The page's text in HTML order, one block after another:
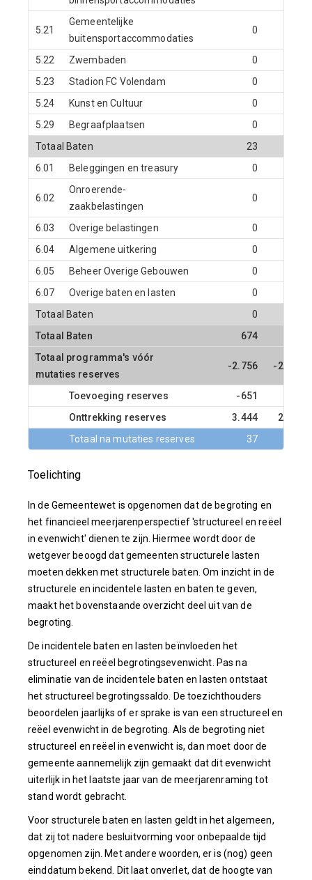
5.21
Gemeentelijke
buitensportaccommodaties
0
5.22 Zwembaden 0
5.23
Stadion FC Volendam 0
5.24
Kunst en Cultuur 0
5.29
Begraafplaatsen 0
Totaal Baten
23
6.01
Beleggingen en treasury 0
6.02
Onroerende-
zaakbelastingen
0
6.03 Overige belastingen 0
6.04
Algemene uitkering 0
6.05
Beheer Overige Gebouwen 0
6.07
Overige baten en lasten 0
Totaal Baten
0
Totaal Baten
674
Totaal programma's vóór
mutaties reserves
-2.756 -236
Toevoeging reserves -651
Onttrekking reserves
3.444
251
Totaal na mutaties reserves
37
Toelichting
In de Gemeentewet is opgenomen dat de begroting en
het financieel meerjarenperspectief 'structureel en reëel
in evenwicht' dienen te zijn. Hiermee wordt door de
wetgever beoogd dat gemeenten structurele lasten
moeten dekken met structurele baten. Om inzicht in de
structurele en incidentele lasten en baten te geven,
maakt het bovenstaande overzicht deel uit van de
begroting.
De incidentele baten en lasten beïnvloeden het
structureel en reëel begrotingsevenwicht. Pas na
eliminatie van de incidentele baten en lasten ontstaat
het structureel begrotingssaldo. De toezichthouders
beoordelen jaarlijks of er sprake is van een structureel en
reëel evenwicht in de begroting. Als de begroting niet
structureel en reëel in evenwicht is, dan moet door de
gemeente aannemelijk zijn gemaakt dat dit evenwicht
uiterlijk in het laatste jaar van de meerjarenraming tot
stand wordt gebracht.
Voor structurele baten en lasten geldt in het algemeen,
dat zij tot nadere besluitvorming voor onbepaalde tijd
opgenomen zijn. Met andere woorden, er is (nog) geen
einddatum bekend. Dit laat onverlet, dat de hoogte van